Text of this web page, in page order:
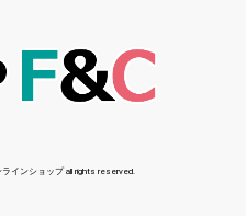
インショップ all rights reserved.